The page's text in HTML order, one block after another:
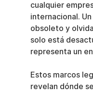
cualquier
internacional.
obsoleto y
solo está
representa un
Estos marcos
revelan dónde